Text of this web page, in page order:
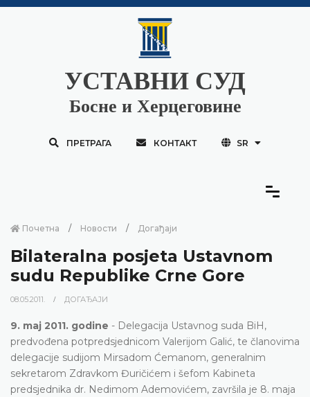
УСТАВНИ СУД
Босне и Херцеговине
ПРЕТРАГА КОНТАКТ SR
Почетна Новости Догађаји
Bilateralna posjeta Ustavnom
sudu Republike Crne Gore
08.05.2011. ДОГАЂАЈИ
9. maj 2011. godine - Delegacija Ustavnog suda BiH,
predvođena potpredsjednicom Valerijom Galić, te članovima
delegacije sudijom Mirsadom Ćemanom, generalnim
sekretarom Zdravkom Đuričićem i šefom Kabineta
predsjednika dr. Nedimom Ademovićem, završila je 8. maja